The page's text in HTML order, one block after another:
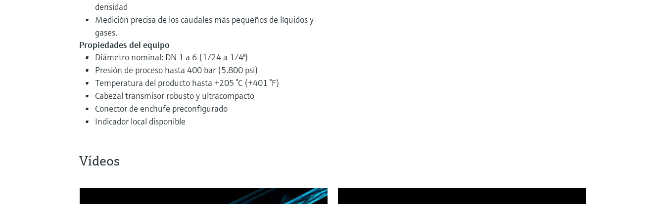
densidad
Medición precisa de los caudales más pequeños de líquidos y
gases.
Propiedades del equipo
Diámetro nominal: DN 1 a 6 (1/24 a 1/4")
Presión de proceso hasta 400 bar (5.800 psi)
Temperatura del producto hasta +205 °C (+401 °F)
Cabezal transmisor robusto y ultracompacto
Conector de enchufe preconfigurado
Indicador local disponible
Vídeos